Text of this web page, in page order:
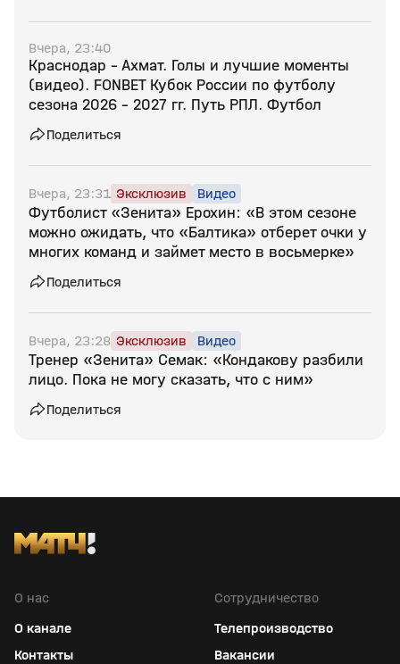
Вчера, 23:40
Краснодар - Ахмат. Голы и лучшие моменты
(видео). FONBET Кубок России по футболу
сезона 2026 - 2027 гг. Путь РПЛ. Футбол
Поделиться
Вчера, 23:31 Эксклюзив Видео
Футболист «Зенита» Ерохин: «В этом сезоне
можно ожидать, что «Балтика» отберет очки у
многих команд и займет место в восьмерке»
Поделиться
Вчера, 23:28 Эксклюзив Видео
Тренер «Зенита» Семак: «Кондакову разбили
лицо. Пока не могу сказать, что с ним»
Поделиться
О нас
О канале
Контакты
Сотрудничество
Телепроизводство
Вакансии